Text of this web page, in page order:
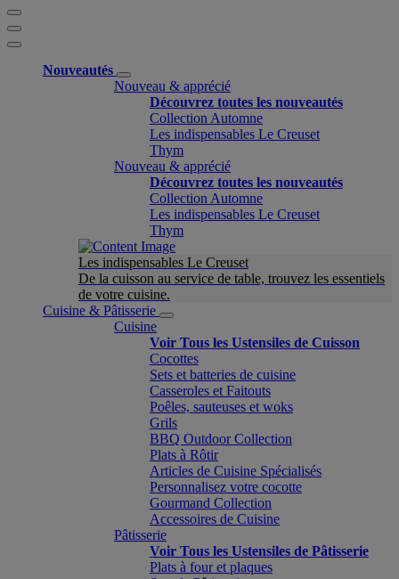
Nouveautés
Nouveau & apprécié
Découvrez toutes les nouveautés
Collection Automne
Les indispensables Le Creuset
Thym
Nouveau & apprécié
Découvrez toutes les nouveautés
Collection Automne
Les indispensables Le Creuset
Thym
Les indispensables Le Creuset
De la cuisson au service de table, trouvez les essentiels
de votre cuisine.
Cuisine & Pâtisserie
Cuisine
Voir Tous les Ustensiles de Cuisson
Cocottes
Sets et batteries de cuisine
Casseroles et Faitouts
Poêles, sauteuses et woks
Grils
BBQ Outdoor Collection
Plats à Rôtir
Articles de Cuisine Spécialisés
Personnalisez votre cocotte
Gourmand Collection
Accessoires de Cuisine
Pâtisserie
Voir Tous les Ustensiles de Pâtisserie
Plats à four et plaques